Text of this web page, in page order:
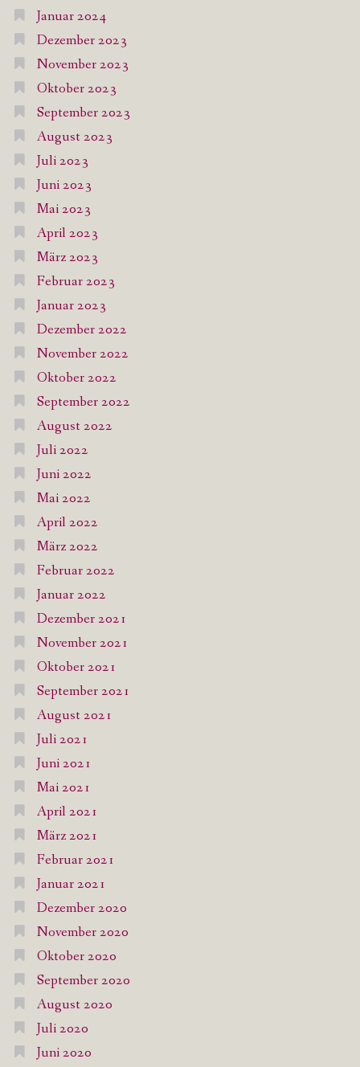
Januar 2024
Dezember 2023
November 2023
Oktober 2023
September 2023
August 2023
Juli 2023
Juni 2023
Mai 2023
April 2023
März 2023
Februar 2023
Januar 2023
Dezember 2022
November 2022
Oktober 2022
September 2022
August 2022
Juli 2022
Juni 2022
Mai 2022
April 2022
März 2022
Februar 2022
Januar 2022
Dezember 2021
November 2021
Oktober 2021
September 2021
August 2021
Juli 2021
Juni 2021
Mai 2021
April 2021
März 2021
Februar 2021
Januar 2021
Dezember 2020
November 2020
Oktober 2020
September 2020
August 2020
Juli 2020
Juni 2020